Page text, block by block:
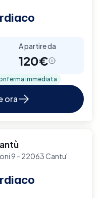
A partire da
120€
immediata
ora
9 - 22063 Cantu'